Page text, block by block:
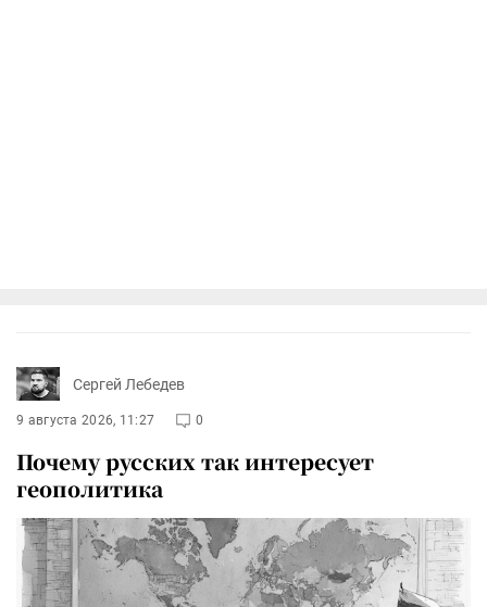
Сергей Лебедев
9 августа 2026, 11:27 0
Почему русских так интересует
геополитика